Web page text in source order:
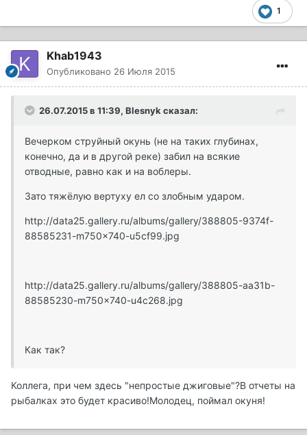
1
Khab1943
Опубликовано 26 Июля 2015
26.07.2015 в 11:39, Blesnyk сказал:
Вечерком струйный окунь (не на таких глубинах,
конечно, да и в другой реке) забил на всякие
отводные, равно как и на воблеры.
Зато тяжёлую вертуху ел со злобным ударом.
http://data25.gallery.ru/albums/gallery/388805-9374f-
88585231-m750x740-u5cf99.jpg
http://data25.gallery.ru/albums/gallery/388805-aa31b-
88585230-m750x740-u4c268.jpg
Как так?
Коллега, при чем здесь "непростые джиговые"?В отчеты на
рыбалках это будет красиво!Молодец, поймал окуня!